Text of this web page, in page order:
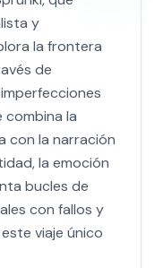
y
la frontera
de
combina la
con la narración
la emoción
bucles de
con fallos y
viaje único